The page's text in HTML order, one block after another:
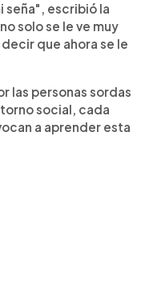
seña", escribió la
solo se le ve muy
que ahora se le
las personas sordas
social, cada
a aprender esta